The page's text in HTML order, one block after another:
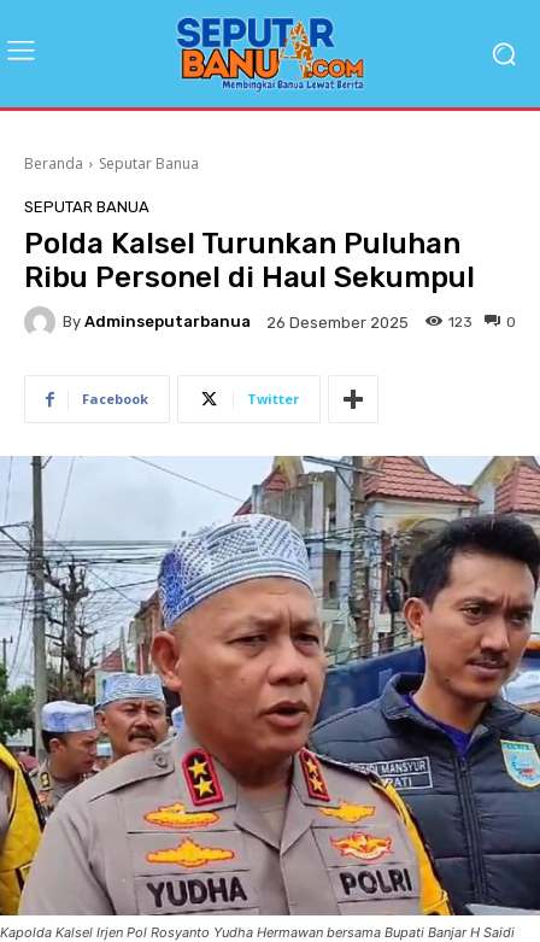
Beranda Seputar Banua
SEPUTAR BANUA
Polda Kalsel Turunkan Puluhan
Ribu Personel di Haul Sekumpul
By Adminseputarbanua 26 Desember 2025 0
123
Facebook Twitter
Kapolda Kalsel Irjen Pol Rosyanto Yudha Hermawan bersama Bupati Banjar H Saidi